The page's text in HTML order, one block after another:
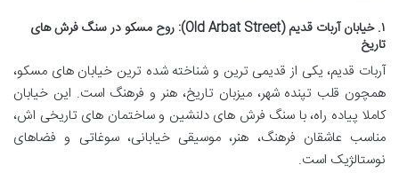
۱. خیابان آربات قدیم (Old Arbat Street): روح مسکو در سنگ فرش های
تاریخ
آربات قدیم، یکی از قدیمی ترین و شناخته شده ترین خیابان های مسکو،
همچون قلب تپنده شهر، میزبان تاریخ، هنر و فرهنگ است. این خیابان
کاملا پیاده راه، با سنگ فرش های دلنشین و ساختمان های تاریخی اش،
مناسب عاشقان فرهنگ، هنر، موسیقی خیابانی، سوغاتی و فضاهای
نوستالژیک است.